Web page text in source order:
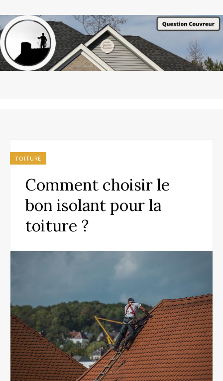
TOITURE
Comment choisir le
bon isolant pour la
toiture ?